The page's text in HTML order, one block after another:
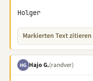
Holger
Markierten Text zitieren
HG Hajo G.(randver)